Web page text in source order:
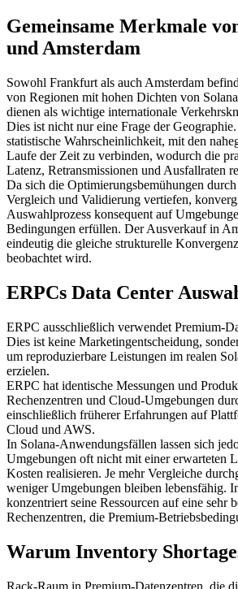
Gemeinsame Merkmale
und Amsterdam
Sowohl Frankfurt als auch Amsterdam
von Regionen mit hohen Dichten von
dienen als wichtige internationale
Dies ist nicht nur eine Frage der
statistische Wahrscheinlichkeit, mit den
Laufe der Zeit zu verbinden, wodurch die
Latenz, Retransmissionen und Ausfallraten
Da sich die Optimierungsbemühungen
Vergleich und Validierung vertiefen,
Auswahlprozess konsequent auf
Bedingungen erfüllen. Der Ausverkauf in
eindeutig die gleiche strukturelle
beobachtet wird.
ERPCs Data Center
ERPC ausschließlich verwendet Premium-
Dies ist keine Marketingentscheidung,
um reproduzierbare Leistungen im realen
erzielen.
ERPC hat identische Messungen und
Rechenzentren und Cloud-Umgebungen
einschließlich früherer Erfahrungen auf
Cloud und AWS.
In Solana-Anwendungsfällen lassen sich
Umgebungen oft nicht mit einer erwarteten
Kosten realisieren. Je mehr Vergleiche
weniger Umgebungen bleiben lebensfähig.
konzentriert seine Ressourcen auf eine sehr
Rechenzentren, die Premium-
Warum Inventory
Rack-Raum in Premium-Datenzentren, die